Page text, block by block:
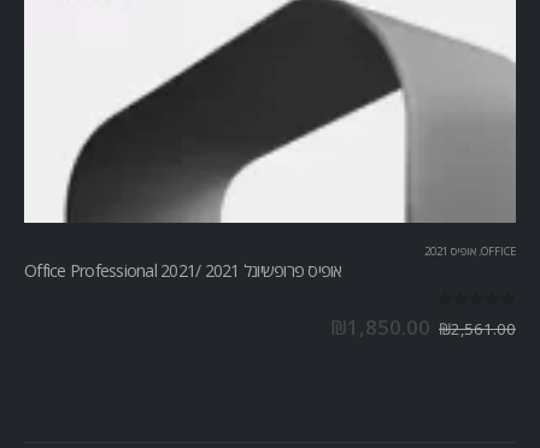
OFFICE
, אופיס 2021
אופיס פרופשיונל 2021 /Office Professional 2021
₪2,561.00
₪1,850.00